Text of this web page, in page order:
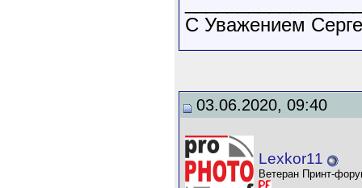
С Уважением
03.06.2020, 09:40
Lexkor11
Ветеран Принт-